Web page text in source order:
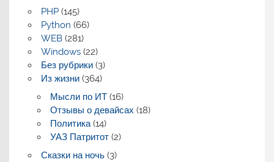
PHP(145)
Python (66)
WEB(281)
Windows(22)
Без рубрики(3)
Из жизни(364)
Мысли по ИТ(16)
Отзывы о девайсах (18)
Политика(14)
УАЗ Патритот(2)
Сказки на ночь(3)